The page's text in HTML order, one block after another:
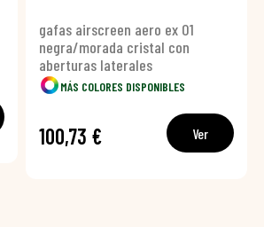
gafas airscreen aero ex 01
negra/morada cristal con
aberturas laterales
MÁS COLORES DISPONIBLES
100,73 € Ver